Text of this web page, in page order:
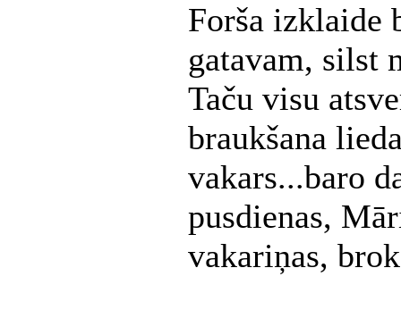
Forša izklaide
gatavam, silst
Taču visu
braukšana
vakars...baro
pusdienas,
vakariņas,